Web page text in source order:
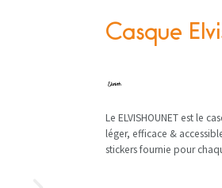
Casque
Le ELVISHOUNET est le
léger, efficace &
stickers fournie pour